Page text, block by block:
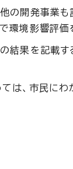
の開発事業
環境影響評価
結果を記載
は、市民に